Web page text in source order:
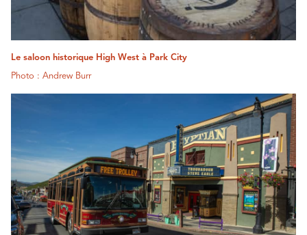
Le saloon historique High West à Park City
Photo : Andrew Burr